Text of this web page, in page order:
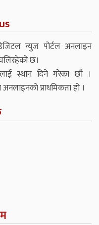
डिजिटल न्युज पोर्टल अनलाइन
छ।
स्थान दिने गरेका छौं ।
अनलाइनको प्राथमिकता हो ।